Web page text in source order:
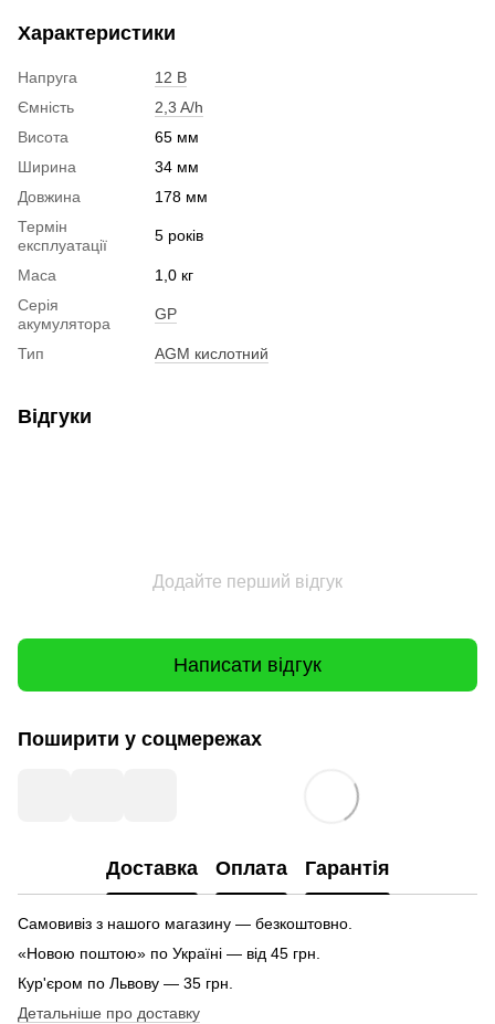
Характеристики
Напруга
12 В
Ємність
2,3 A/h
Висота
65 мм
Ширина
34 мм
Довжина
178 мм
Термін
експлуатації
5 років
Маса
1,0 кг
Серія
акумулятора
GP
Тип AGM кислотний
Відгуки
Додайте перший відгук
Написати відгук
Поширити у соцмережах
Доставка Оплата Гарантія
Самовивіз з нашого магазину — безкоштовно.
«Новою поштою» по Україні — від 45 грн.
Кур'єром по Львову — 35 грн.
Детальніше про доставку